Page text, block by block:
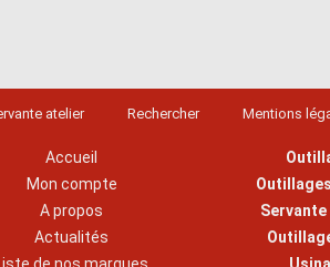
atelier Rechercher Mentions
Accueil
Mon compte
A propos
Actualités